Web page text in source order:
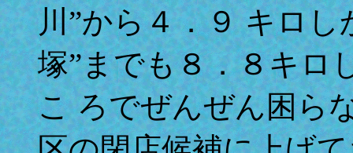
川”から４．９ キロ
塚”までも８．８キロ
こ ろでぜんぜん困ら